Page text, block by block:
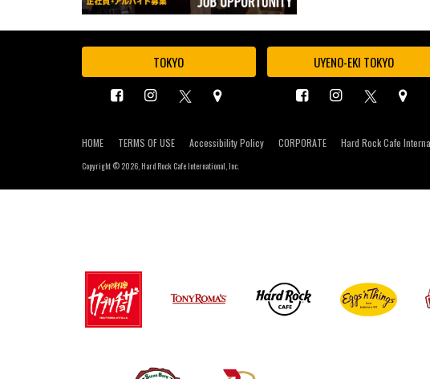
TOKYO UYENO-EKI TOKYO
HOME TERMS OF USE Accessibility Policy CORPORATE Hard Rock Cafe
Copyright © 2026, Hard Rock Cafe International, Inc.